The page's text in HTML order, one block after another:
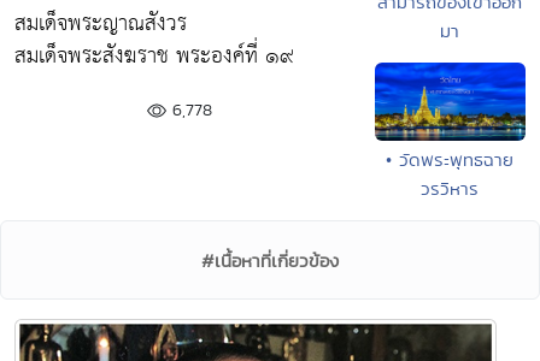
สมเด็จพระญาณสังวร
สมเด็จพระสังฆราช พระองค์ที่ ๑๙
6,778
มา
• วัดพระพุทธฉาย
วรวิหาร
#เนื้อหาที่เกี่ยวข้อง